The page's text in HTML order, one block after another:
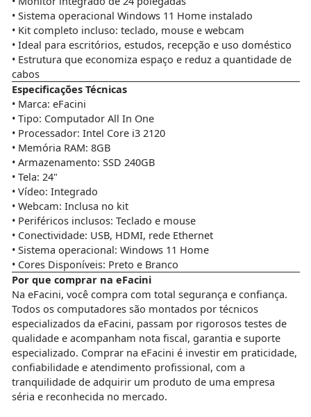
• Sistema operacional Windows 11 Home instalado
• Kit completo incluso: teclado, mouse e webcam
• Ideal para escritórios, estudos, recepção e uso doméstico
• Estrutura que economiza espaço e reduz a quantidade de
cabos
Especificações Técnicas
• Marca: eFacini
• Tipo: Computador All In One
• Processador: Intel Core i3 2120
• Memória RAM: 8GB
• Armazenamento: SSD 240GB
• Tela: 24"
• Vídeo: Integrado
• Webcam: Inclusa no kit
• Periféricos inclusos: Teclado e mouse
• Conectividade: USB, HDMI, rede Ethernet
• Sistema operacional: Windows 11 Home
• Cores Disponíveis: Preto e Branco
Por que comprar na eFacini
Na eFacini, você compra com total segurança e confiança.
Todos os computadores são montados por técnicos
especializados da eFacini, passam por rigorosos testes de
qualidade e acompanham nota fiscal, garantia e suporte
especializado. Comprar na eFacini é investir em praticidade,
confiabilidade e atendimento profissional, com a
tranquilidade de adquirir um produto de uma empresa
séria e reconhecida no mercado.